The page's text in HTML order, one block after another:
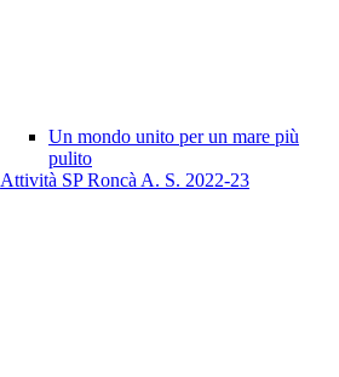
Un mondo unito per un mare più
pulito
Attività SP Roncà A. S. 2022-23